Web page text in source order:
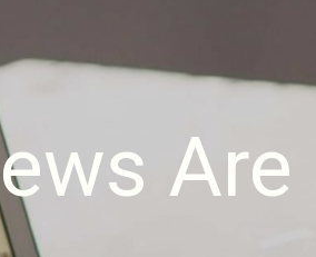
Are